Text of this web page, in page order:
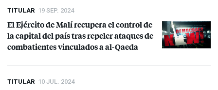
TITULAR 19 SEP. 2024
El Ejército de Malí recupera el control de
la capital del país tras repeler ataques de
combatientes vinculados a al-Qaeda
TITULAR 10 JUL. 2024